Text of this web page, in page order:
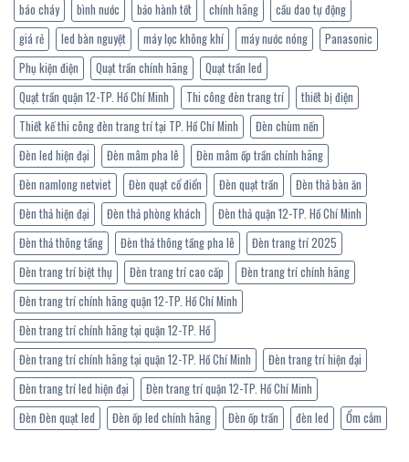
báo cháy bình nước bảo hành tốt chính hãng
cầu dao tự động
giá rẻ
led bàn nguyệt máy lọc không khí máy nước nóng
Panasonic
Phụ kiện điện
Quạt trần chính hãng
Quạt trần led
Quạt trần quận 12-TP. Hồ Chí Minh
Thi công đèn trang trí
thiết bị điện
Thiết kế thi công đèn trang trí tại TP. Hồ Chí Minh
Đèn chùm nến
Đèn led hiện đại
Đèn mâm pha lê
Đèn mâm ốp trần chính hãng
Đèn namlong netviet
Đèn quạt cổ điển Đèn quạt trần
Đèn thả bàn ăn
Đèn thả hiện đại
Đèn thả phòng khách
Đèn thả quận 12-TP. Hồ Chí Minh
Đèn thả thông tầng
Đèn thả thông tầng pha lê
Đèn trang trí 2025
Đèn trang trí biệt thự
Đèn trang trí cao cấp
Đèn trang trí chính hãng
Đèn trang trí chính hãng quận 12-TP. Hồ Chí Minh
Đèn trang trí chính hãng tại quận 12-TP. Hồ
Đèn trang trí chính hãng tại quận 12-TP. Hồ Chí Minh
Đèn trang trí hiện đại
Đèn trang trí led hiện đại
Đèn trang trí quận 12-TP. Hồ Chí Minh
Đèn Đèn quạt led
Đèn ốp led chính hãng Đèn ốp trần đèn led Ổm cắm